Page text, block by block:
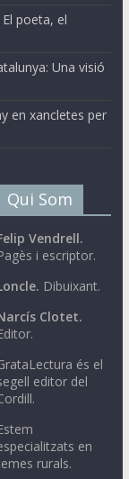
poeta, el
Una visió
en xancletes per
Qui Som
Vendrell.
i escriptor.
Dibuixant.
Clotet.
és el
editor del
en
rurals.